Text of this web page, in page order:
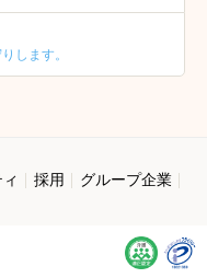
します。
採用
グループ企業